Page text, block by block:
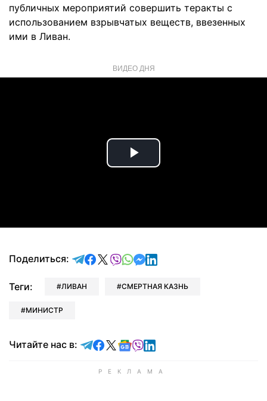
публичных мероприятий совершить теракты с
использованием взрывчатых веществ, ввезенных
ими в Ливан.
ВИДЕО ДНЯ
Play
Поделиться: отправить в Telegram
поделиться в Facebook
поделиться в X
отправить в Viber
отправить в Whatsapp
отправить в Messenger
отправить в LinkedIn
Теги: ЛИВАН СМЕРТНАЯ КАЗНЬ
МИНИСТР
Читайте нас в: Читайте в Telegram
Читайте в Facebook
Читайте в X
Читайте в Google news
Читайте в Viber
Читайте в LinkedIn